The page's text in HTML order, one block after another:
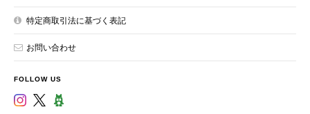
特定商取引法に基づく表記
お問い合わせ
FOLLOW US